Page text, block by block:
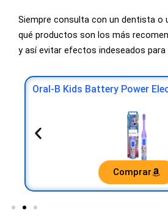
Siempre consulta con un dentista o
qué productos son los más
y así evitar efectos indeseados para
Oral-B Kids Battery Power
Comprar